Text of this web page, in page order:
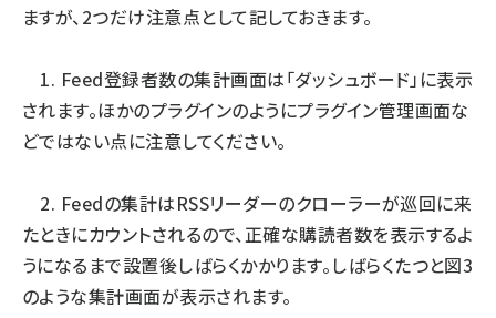
ますが、2つだけ注意点として記しておきます。
1. Feed登録者数の集計画面は「ダッシュボード」に表示
されます。ほかのプラグインのようにプラグイン管理画面な
どではない点に注意してください。
2. Feedの集計はRSSリーダーのクローラーが巡回に来
たときにカウントされるので、正確な購読者数を表示するよ
うになるまで設置後しばらくかかります。しばらくたつと図3
のような集計画面が表示されます。